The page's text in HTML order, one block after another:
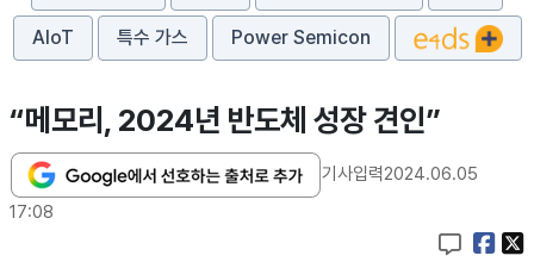
AIoT 특수 가스 Power Semicon
“메모리, 2024년 반도체 성장 견인”
기사입력2024.06.05
17:08